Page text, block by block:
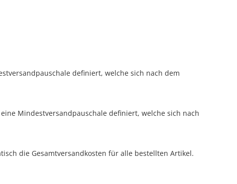
definiert, welche sich nach dem
Mindestversandpauschale definiert, welche sich nach
die Gesamtversandkosten für alle bestellten Artikel.